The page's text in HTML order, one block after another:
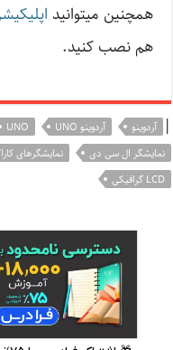
همچنین میتوانید
هم نصب کنید.
| آردوینو آردوینو UNO UNO
نمایشگر ال سی دی
نمایشگرهای
LCD گرافیکی